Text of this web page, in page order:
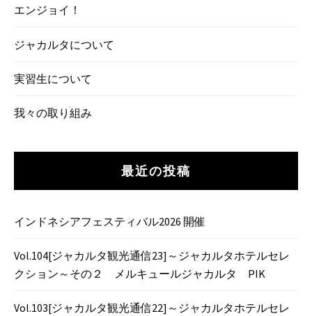
エンジョイ！
ジャカルタについて
実習生について
我々の取り組み
最近の投稿
インドネシアフェスティバル2026 開催
Vol.104[ジャカルタ観光通信23]～ジャカルタホテルセレ
クション～その２ メルキュールジャカルタ PIK
Vol.103[ジャカルタ観光通信22]～ジャカルタホテルセレ